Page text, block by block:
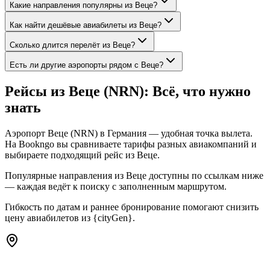
Какие направления популярны из Веце?
Как найти дешёвые авиабилеты из Веце?
Сколько длится перелёт из Веце?
Есть ли другие аэропорты рядом с Веце?
Рейсы из Веце (NRN): Всё, что нужно
знать
Аэропорт Веце (NRN) в Германия — удобная точка вылета.
На Bookngo вы сравниваете тарифы разных авиакомпаний и
выбираете подходящий рейс из Веце.
Популярные направления из Веце доступны по ссылкам ниже
— каждая ведёт к поиску с заполненным маршрутом.
Гибкость по датам и раннее бронирование помогают снизить
цену авиабилетов из {cityGen}.